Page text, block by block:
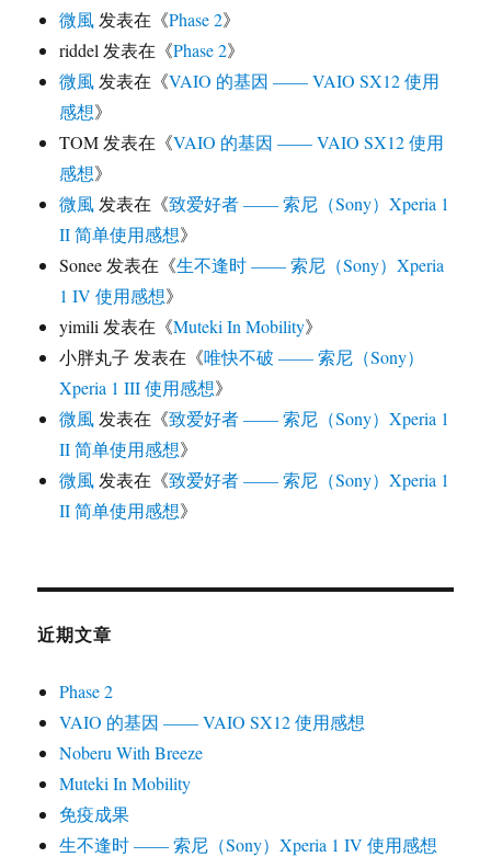
微風 发表在《Phase 2》
riddel 发表在《Phase 2》
微風 发表在《VAIO 的基因 —— VAIO SX12 使用
感想》
TOM 发表在《VAIO 的基因 —— VAIO SX12 使用
感想》
微風 发表在《致爱好者 —— 索尼（Sony）Xperia 1
II 简单使用感想》
Sonee 发表在《生不逢时 —— 索尼（Sony）Xperia
1 IV 使用感想》
yimili 发表在《Muteki In Mobility》
小胖丸子 发表在《唯快不破 —— 索尼（Sony）
Xperia 1 III 使用感想》
微風 发表在《致爱好者 —— 索尼（Sony）Xperia 1
II 简单使用感想》
微風 发表在《致爱好者 —— 索尼（Sony）Xperia 1
II 简单使用感想》
近期文章
Phase 2
VAIO 的基因 —— VAIO SX12 使用感想
Noberu With Breeze
Muteki In Mobility
免疫成果
生不逢时 —— 索尼（Sony）Xperia 1 IV 使用感想